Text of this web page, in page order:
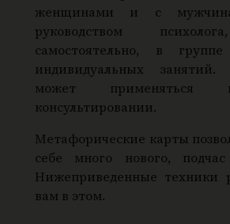
женщинами и с
руководством
самостоятельно, в
индивидуальных
может применяться
консультировании.
Метафорические карты
себе много нового, подчас
Нижеприведенные техники
вам в этом.